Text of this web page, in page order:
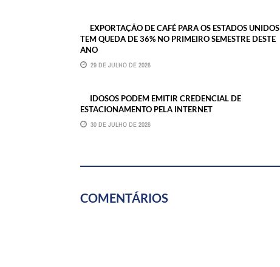
EXPORTAÇÃO DE CAFÉ PARA OS ESTADOS UNIDOS
TEM QUEDA DE 36% NO PRIMEIRO SEMESTRE DESTE
ANO
29 DE JULHO DE 2026
IDOSOS PODEM EMITIR CREDENCIAL DE
ESTACIONAMENTO PELA INTERNET
30 DE JULHO DE 2026
COMENTÁRIOS